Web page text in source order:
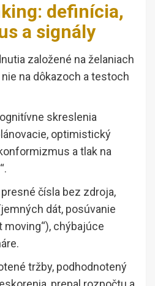
definícia,
a signály
založené na želaniach
na dôkazoch a testoch
skreslenia
optimistický
a tlak na
presné čísla bez zdroja,
dát, posúvanie
moving“), chýbajúce
tržby, podhodnotený